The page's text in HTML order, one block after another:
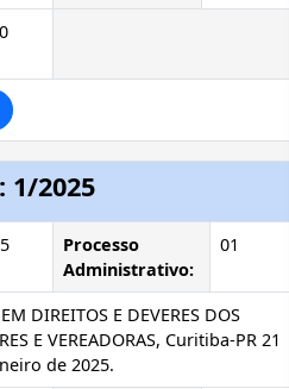
2025
Processo
Administrativo:
01
DIREITOS E DEVERES DOS
E VEREADORAS, Curitiba-PR 21
de 2025.